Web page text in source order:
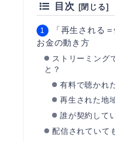
目次
「再生される
お金の動き方
ストリーミング
と？
有料で聴かれ
再生された地
誰が契約して
配信されていて